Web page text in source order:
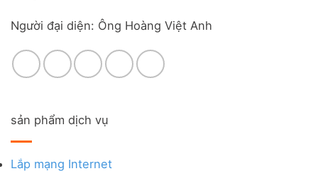
Người đại diện: Ông Hoàng Việt Anh
sản phẩm dịch vụ
Lắp mạng Internet